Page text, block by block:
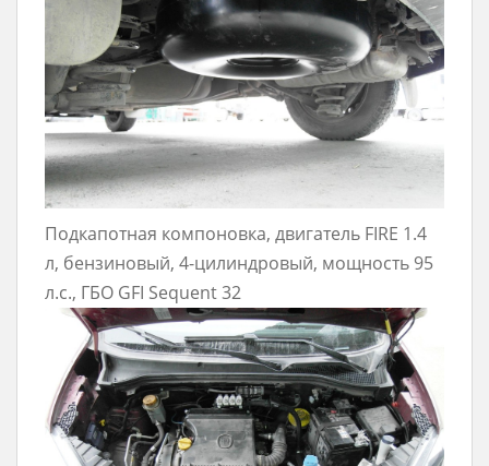
Подкапотная компоновка, двигатель FIRE 1.4
л, бензиновый, 4-цилиндровый, мощность 95
л.с., ГБО GFI Sequent 32